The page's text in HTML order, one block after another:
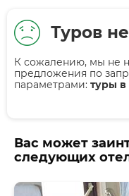
Туров
К сожалению, мы не
предложения по
параметрами: туры
Вас может
следующих